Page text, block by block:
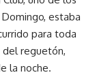
estaba
para toda
del reguetón,
la noche.